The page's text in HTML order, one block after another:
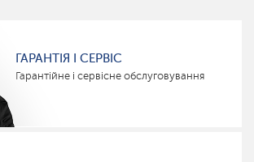
ГАРАНТІЯ І СЕРВІС
Гарантійне і сервісне обслуговування